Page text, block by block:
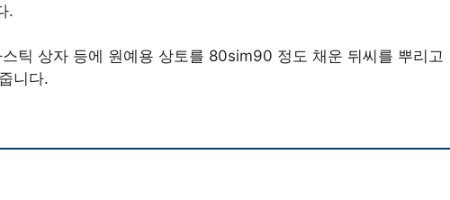
.
틱 상자 등에 원예용 상토를 80sim90 정도 채운 뒤씨를 뿌리고
니다.